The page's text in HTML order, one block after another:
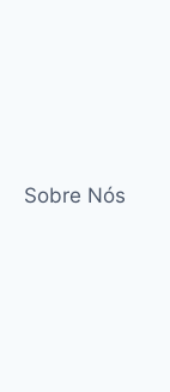
Sobre Nós